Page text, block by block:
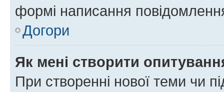
формі написання
Догори
Як мені створити
При створенні нової теми чи